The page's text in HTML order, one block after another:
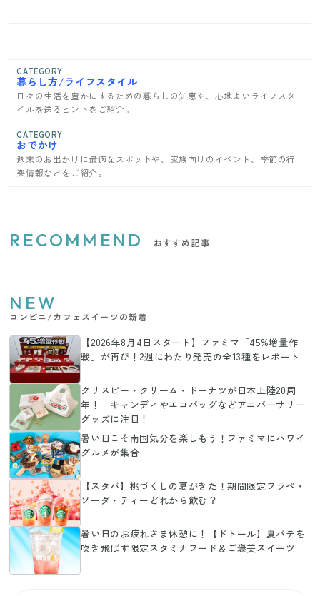
CATEGORY
暮らし方/ライフスタイル
日々の生活を豊かにするための暮らしの知恵や、心地よいライフスタ
イルを送るヒントをご紹介。
CATEGORY
おでかけ
週末のお出かけに最適なスポットや、家族向けのイベント、季節の行
楽情報などをご紹介。
RECOMMEND おすすめ記事
NEW
コンビニ/カフェスイーツの新着
【2026年8月4日スタート】ファミマ「45%増量作
戦」が再び！2週にわたり発売の全13種をレポート
クリスピー・クリーム・ドーナツが日本上陸20周
年！ キャンディやエコバッグなどアニバーサリー
グッズに注目！
暑い日こそ南国気分を楽しもう！ファミマにハワイ
グルメが集合
【スタバ】桃づくしの夏がきた！期間限定フラペ・
ソーダ・ティーどれから飲む？
暑い日のお疲れさま休憩に！【ドトール】夏バテを
吹き飛ばす限定スタミナフード＆ご褒美スイーツ